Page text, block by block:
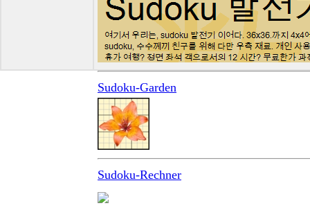
Sudoku-Garden
Sudoku-Rechner